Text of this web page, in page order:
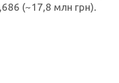
(~17,8 млн грн).